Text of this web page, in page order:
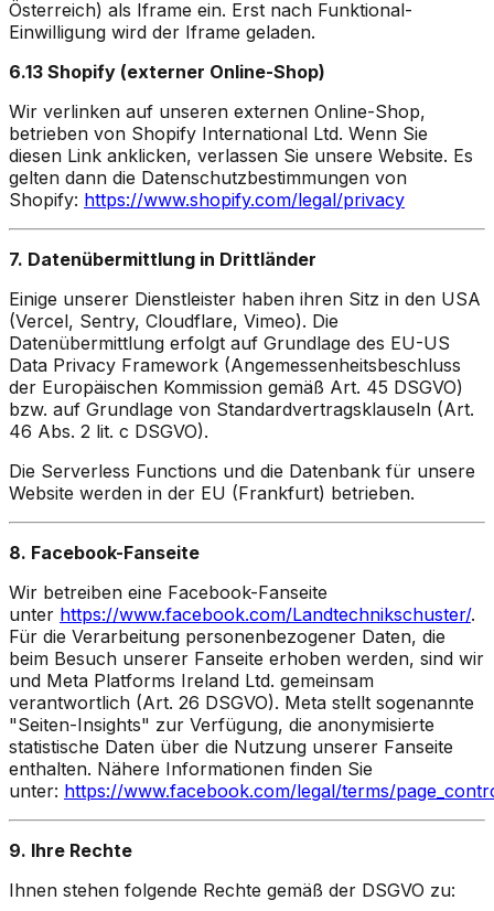
Österreich) als Iframe ein. Erst nach Funktional-
Einwilligung wird der Iframe geladen.
6.13 Shopify (externer Online-Shop)
Wir verlinken auf unseren externen Online-Shop,
betrieben von Shopify International Ltd. Wenn Sie
diesen Link anklicken, verlassen Sie unsere Website. Es
gelten dann die Datenschutzbestimmungen von
Shopify: https://www.shopify.com/legal/privacy
7. Datenübermittlung in Drittländer
Einige unserer Dienstleister haben ihren Sitz in den USA
(Vercel, Sentry, Cloudflare, Vimeo). Die
Datenübermittlung erfolgt auf Grundlage des EU-US
Data Privacy Framework (Angemessenheitsbeschluss
der Europäischen Kommission gemäß Art. 45 DSGVO)
bzw. auf Grundlage von Standardvertragsklauseln (Art.
46 Abs. 2 lit. c DSGVO).
Die Serverless Functions und die Datenbank für unsere
Website werden in der EU (Frankfurt) betrieben.
8. Facebook-Fanseite
Wir betreiben eine Facebook-Fanseite
unter https://www.facebook.com/Landtechnikschuster/.
Für die Verarbeitung personenbezogener Daten, die
beim Besuch unserer Fanseite erhoben werden, sind wir
und Meta Platforms Ireland Ltd. gemeinsam
verantwortlich (Art. 26 DSGVO). Meta stellt sogenannte
"Seiten-Insights" zur Verfügung, die anonymisierte
statistische Daten über die Nutzung unserer Fanseite
enthalten. Nähere Informationen finden Sie
unter: https://www.facebook.com/legal/terms/
9. Ihre Rechte
Ihnen stehen folgende Rechte gemäß der DSGVO zu: